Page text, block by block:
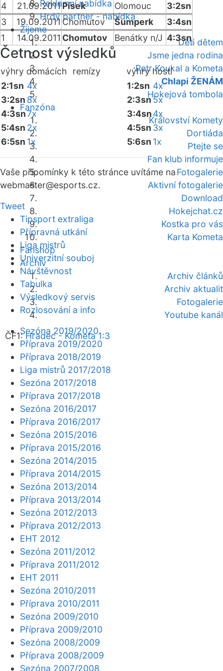
Reklamní nabídka
Hrdý partner - nabídka
Žijeme
Děti dětem
Jsme jedna rodina
Petr Koukal a Kometa
Chlapi ŽENÁM
Hokejová tombola
Fanzóna
Království Komety
Dortiáda
Ptejte se
Fan klub informuje
Fotogalerie
Aktivní fotogalerie
Download
Hokejchat.cz
Kostka pro vás
Karta Kometa
Fanshop
Archiv
Archiv článků
Archiv aktualit
Fotogalerie
Youtube kanál
ČF1:Hradec - Kometa 1:3
4
21.09.2011Písek Olomouc
3:2sn
3
19.09.2011 Chomutov Šumperk
3:4sn
1
14.09.2011 Chomutov Benátky n/J 4:3sn
Četnost výsledků
výhry domácích remízy výhry hostí
2:1sn 4x
3:2sn 8x
4:3sn7x
5:4sn 2x
6:5sn 1x
1:2sn 4x
2:3sn5x
3:4sn4x
4:5sn 3x
5:6sn 1x
Vaše připomínky k této stránce uvítáme na
webmaster@esports.cz.
Tweet
Tipsport extraliga
Přípravná utkání
Liga mistrů
Univerzitní souboj
Návštěvnost
Tabulka
Výsledkový servis
Rozlosování a info
Sezóna 2019/2020
Příprava 2019/2020
Příprava 2018/2019
Liga mistrů 2017/2018
Sezóna 2017/2018
Příprava 2017/2018
Sezóna 2016/2017
Příprava 2016/2017
Sezóna 2015/2016
Příprava 2015/2016
Sezóna 2014/2015
Příprava 2014/2015
Sezóna 2013/2014
Příprava 2013/2014
Sezóna 2012/2013
Příprava 2012/2013
EHT 2012
Sezóna 2011/2012
Příprava 2011/2012
EHT 2011
Sezóna 2010/2011
Příprava 2010/2011
Sezóna 2009/2010
Příprava 2009/2010
Sezóna 2008/2009
Příprava 2008/2009
Sezóna 2007/2008